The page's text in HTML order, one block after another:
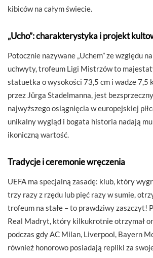
kibiców na całym świecie.
„Ucho”: charakterystyka i projekt
Potocznie nazywane „Uchem” ze względu
uchwyty, trofeum Ligi Mistrzów to
statuetka o wysokości 73,5 cm i wadze 7,5
przez Jürga Stadelmanna, jest
najwyższego osiągnięcia w europejskiej
unikalny wygląd i bogata historia nadają
ikoniczną wartość.
Tradycje i ceremonie wręczenia
UEFA ma specjalną zasadę: klub, który
trzy razy z rzędu lub pięć razy w sumie,
trofeum na stałe – to prawdziwy zaszczyt!
Real Madryt, który kilkukrotnie otrzymał
podczas gdy AC Milan, Liverpool, Bayern
również honorowo posiadają repliki za